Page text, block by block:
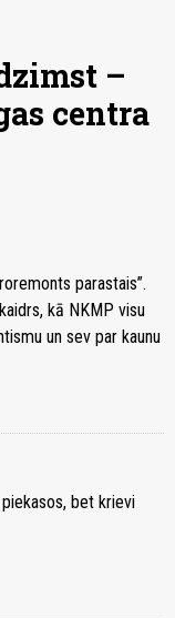
–
centra
parastais”.
kā NKMP visu
un sev par kaunu
bet krievi